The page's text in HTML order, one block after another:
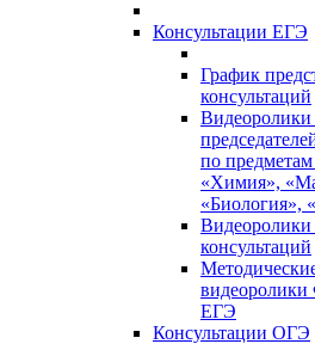
Консультации ЕГЭ
График
консультаций
Видеоролики
по
«Химия»,
«Биология»,
консультаций
ЕГЭ
Консультации ОГЭ